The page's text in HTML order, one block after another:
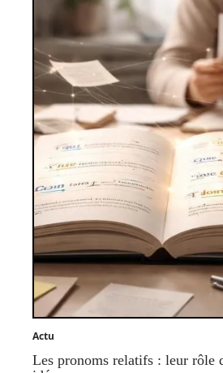
Actu
Les pronoms relatifs : leur rôle